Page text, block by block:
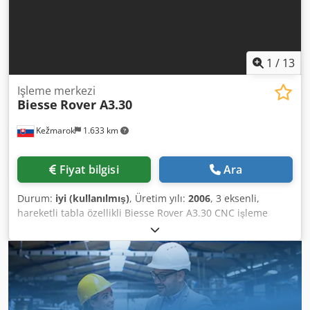
1 / 13
Kežmarok 1.633 km
Işleme merkezi
Biesse Rover A3.30
Fiyat bilgisi Ara
Durum: iyi (kullanılmış), Üretim yılı: 2006, 3 eksenli,
hareketli tabla özellikli Biesse Rover A3.30 CNC işleme
merkezini satıyorum. Üretim yılı 2006. Konfigürasyon: 3
eksenli ana mil HSD Tepe kısmında 14 pozisyonlu ISO30
takım magazini 1 adet oluklu testere, X ekseni Delik kafası,
14+4+2 delik mili Kullanılabilir çalışma alanı 3130x1250
mm. 2 çalışma alanı, 4 sabitleme bölgesi Uniclamp sistemi
dahildir. Otomatik merkezi yağlama sistemi